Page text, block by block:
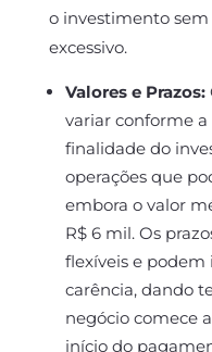
o investimento
excessivo.
Valores e Prazos:
variar conforme a
finalidade do
operações que
embora o valor
R$ 6 mil. Os
flexíveis e
carência, dando
negócio comece
início do